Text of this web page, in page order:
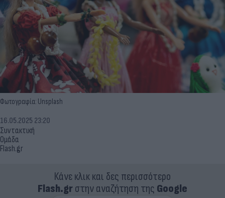
Φωτογραφία: Unsplash
Συντακτική
Ομάδα
Flash.gr
16.05.2025 23:20
Κάνε κλικ και δες περισσότερο
Flash.grστην αναζήτηση της Google